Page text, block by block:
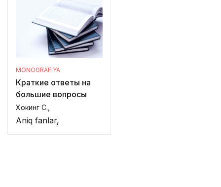
MONOGRAFIYA
Краткие ответы на
большие вопросы
Хокинг С.,
Aniq fanlar,